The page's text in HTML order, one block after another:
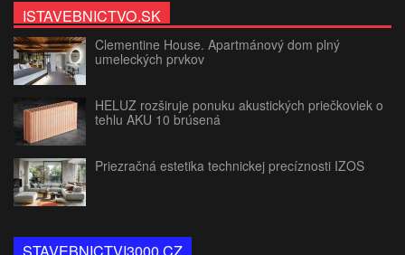
ISTAVEBNICTVO.SK
Clementine House. Apartmánový dom plný
umeleckých prvkov
HELUZ rozširuje ponuku akustických priečkoviek o
tehlu AKU 10 brúsená
Priezračná estetika technickej precíznosti IZOS
STAVEBNICTVI3000.CZ